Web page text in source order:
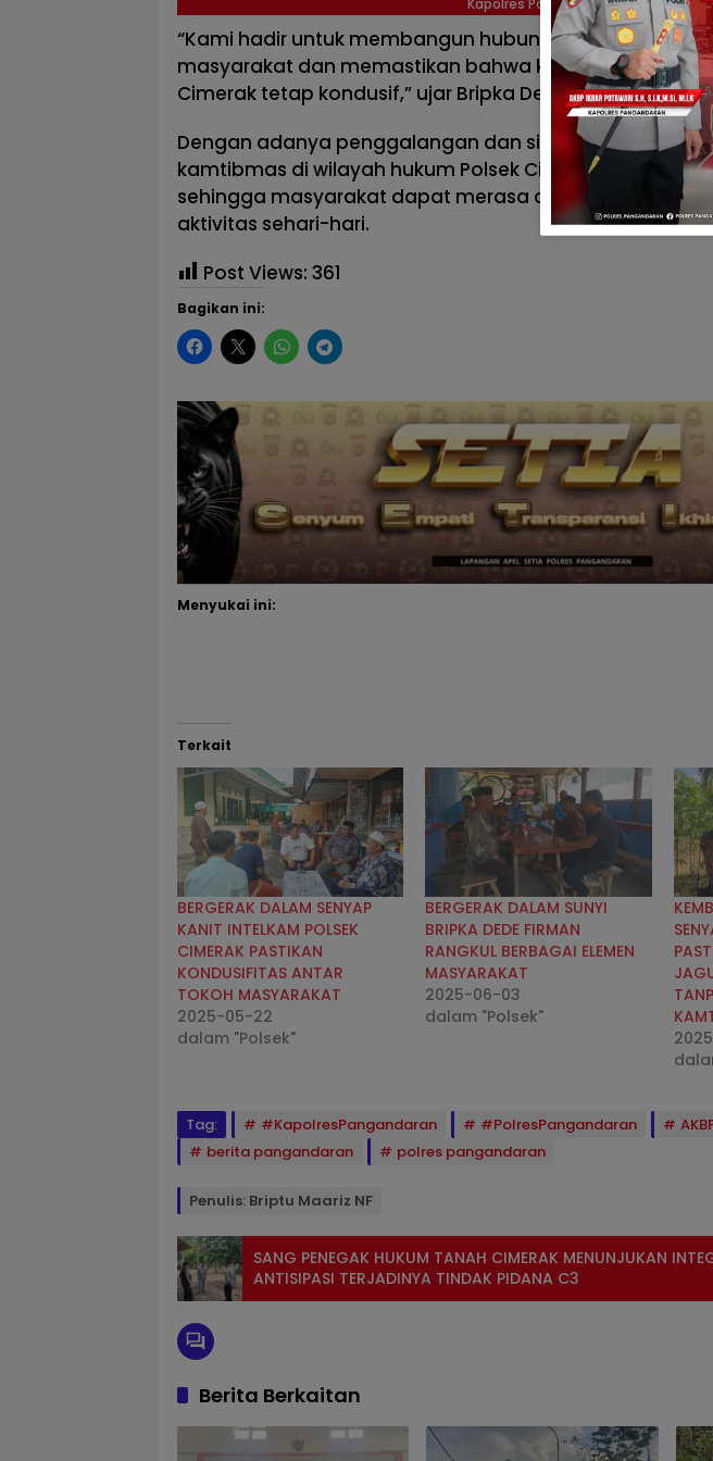
“Kami hadir untuk membangun hubungan yang
masyarakat dan memastikan bahwa kamtibmas di
Cimerak tetap kondusif,” ujar Bripka Dede Firman.
Dengan adanya penggalangan dan silaturahmi ini,
kamtibmas di wilayah hukum Polsek Cimerak dapat
sehingga masyarakat dapat merasa aman dan
aktivitas sehari-hari.
Post Views: 361
Bagikan ini:
Menyukai ini:
Terkait
BERGERAK DALAM SENYAP
KANIT INTELKAM POLSEK
CIMERAK PASTIKAN
KONDUSIFITAS ANTAR
TOKOH MASYARAKAT
2025-05-22
dalam "Polsek"
BERGERAK DALAM SUNYI
BRIPKA DEDE FIRMAN
RANGKUL BERBAGAI ELEMEN
MASYARAKAT
2025-06-03
dalam "Polsek"
Tag: #KapolresPangandaran #PolresPangandaran
berita pangandaran
polres pangandaran
Penulis: Briptu Maariz NF
SANG PENEGAK HUKUM TANAH CIMERAK MENUNJUKAN
ANTISIPASI TERJADINYA TINDAK PIDANA C3
Berita Berkaitan